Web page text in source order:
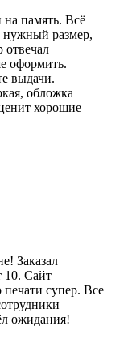
на память. Всё
нужный размер,
отвечал
оформить.
выдачи.
обложка
хорошие
Заказал
10. Сайт
супер. Все
ожидания!